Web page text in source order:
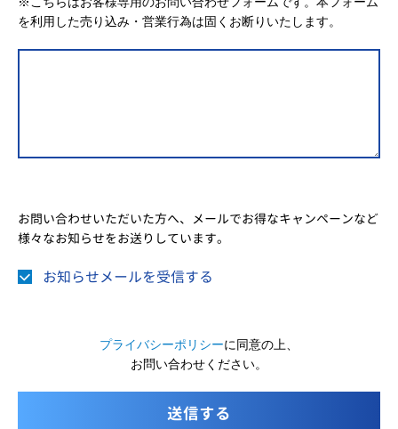
を利用した売り込み・営業行為は固くお断りいたします。
お問い合わせいただいた方へ、メールでお得なキャンペーンなど
様々なお知らせをお送りしています。
お知らせメールを受信する
プライバシーポリシーに同意の上、
お問い合わせください。